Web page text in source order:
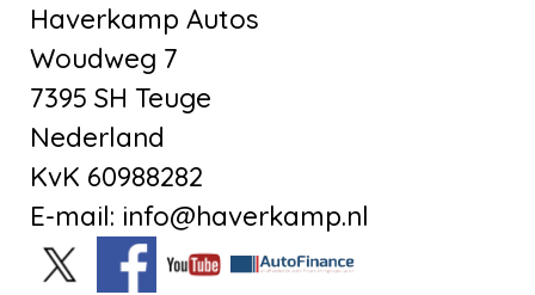
Haverkamp Autos
Woudweg 7
7395 SH Teuge
Nederland
KvK 60988282
E-mail: info@haverkamp.nl